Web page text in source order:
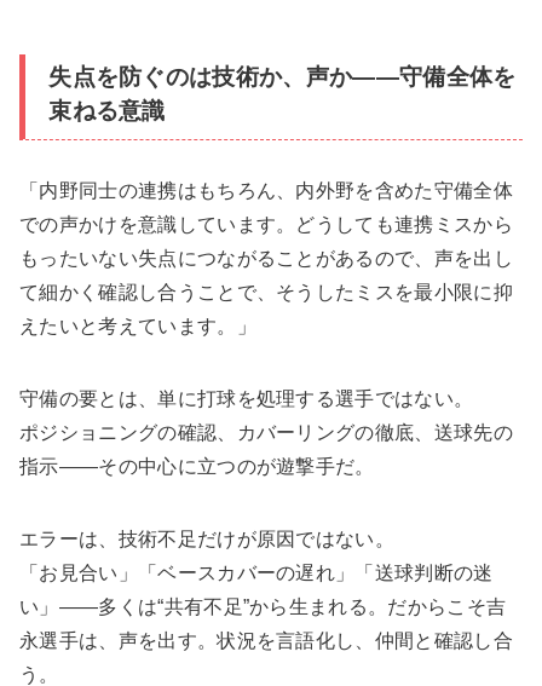
失点を防ぐのは技術か、声か――守備全体を
束ねる意識
「内野同士の連携はもちろん、内外野を含めた守備全体
での声かけを意識しています。どうしても連携ミスから
もったいない失点につながることがあるので、声を出し
て細かく確認し合うことで、そうしたミスを最小限に抑
えたいと考えています。」
守備の要とは、単に打球を処理する選手ではない。
ポジショニングの確認、カバーリングの徹底、送球先の
指示――その中心に立つのが遊撃手だ。
エラーは、技術不足だけが原因ではない。
「お見合い」「ベースカバーの遅れ」「送球判断の迷
い」――多くは“共有不足”から生まれる。だからこそ吉
永選手は、声を出す。状況を言語化し、仲間と確認し合
う。